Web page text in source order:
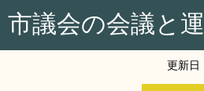
観光魅力・イベント
創業・産業・ビジネス
市議会の会議と
更新日